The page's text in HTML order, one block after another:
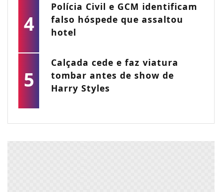
4
Polícia Civil e GCM identificam
falso hóspede que assaltou
hotel
5
Calçada cede e faz viatura
tombar antes de show de
Harry Styles